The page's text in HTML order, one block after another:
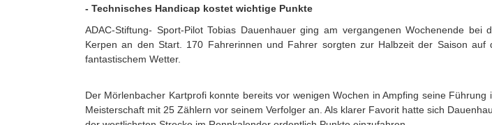
- Technisches Handicap kostet wichtige Punkte
ADAC-Stiftung- Sport-Pilot Tobias Dauenhauer ging am vergangenen Wochenende
Kerpen an den Start. 170 Fahrerinnen und Fahrer sorgten zur Halbzeit der Saison
fantastischem Wetter.
Der Mörlenbacher Kartprofi konnte bereits vor wenigen Wochen in Ampfing seine
Meisterschaft mit 25 Zählern vor seinem Verfolger an. Als klarer Favorit hatte sich